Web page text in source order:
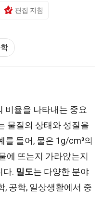
편집 지침
비율을 나타내는 중요
물질의 상태와 성질을
를 들어, 물은 1g/cm³의
에 뜨는지 가라앉는지
다. 밀도는 다양한 분야
, 공학, 일상생활에서 중